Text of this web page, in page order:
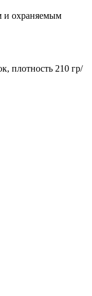
и охраняемым
плотность 210 гр/